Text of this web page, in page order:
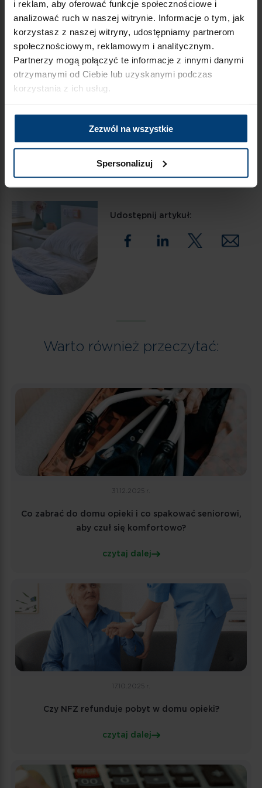
i reklam, aby oferować funkcje społecznościowe i
analizować ruch w naszej witrynie. Informacje o tym, jak
korzystasz z naszej witryny, udostępniamy partnerom
społecznościowym, reklamowym i analitycznym.
Partnerzy mogą połączyć te informacje z innymi danymi
otrzymanymi od Ciebie lub uzyskanymi podczas
korzystania z ich usług.
Zezwól na wszystkie
Spersonalizuj
wiedziec-o-zol-i-zpo
[dostęp 21.04.2026]
https://stat.gov.pl/metainformacje/slownik-
pojec/pojecia-stosowane-w-statystyce-
publicznej/3821,archiwum.html [dostęp
21.04.2026]
[dostęp 21.04.2026]
https://isap.sejm.gov.pl/isap.nsf/DocDetails.xsp?
id=WDU20130001480[dostęp 21.04.2026]
Udostępnij artykuł:
Warto również przeczytać:
31.12.2025 r.
Co zabrać do domu opieki i co spakować seniorowi,
aby czuł się komfortowo?
czytaj dalej
17.10.2025 r.
Czy NFZ refunduje pobyt w domu opieki?
czytaj dalej